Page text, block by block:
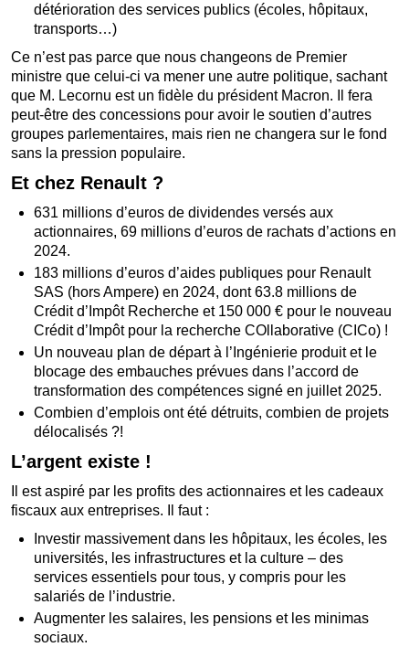
détérioration des services publics (écoles, hôpitaux,
transports…)
Ce n’est pas parce que nous changeons de Premier
ministre que celui-ci va mener une autre politique, sachant
que M. Lecornu est un fidèle du président Macron. Il fera
peut-être des concessions pour avoir le soutien d’autres
groupes parlementaires, mais rien ne changera sur le fond
sans la pression populaire.
Et chez Renault ?
631 millions d’euros de dividendes versés aux
actionnaires, 69 millions d’euros de rachats d’actions en
2024.
183 millions d’euros d’aides publiques pour Renault
SAS (hors Ampere) en 2024, dont 63.8 millions de
Crédit d’Impôt Recherche et 150 000 € pour le nouveau
Crédit d’Impôt pour la recherche COllaborative (CICo) !
Un nouveau plan de départ à l’Ingénierie produit et le
blocage des embauches prévues dans l’accord de
transformation des compétences signé en juillet 2025.
Combien d’emplois ont été détruits, combien de projets
délocalisés ?!
L’argent existe !
Il est aspiré par les profits des actionnaires et les cadeaux
fiscaux aux entreprises. Il faut :
Investir massivement dans les hôpitaux, les écoles, les
universités, les infrastructures et la culture – des
services essentiels pour tous, y compris pour les
salariés de l’industrie.
Augmenter les salaires, les pensions et les minimas
sociaux.